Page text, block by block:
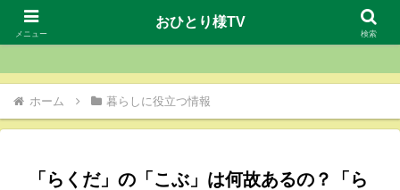
おひとり様TV
ホーム 暮らしに役立つ情報
「らくだ」の「こぶ」は何故あるの？「ら
メニュー
おひとり様TV
検索